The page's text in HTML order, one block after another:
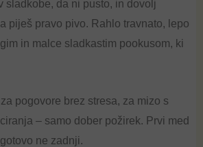
sladkobe, da ni pusto, in dovolj
piješ pravo pivo. Rahlo travnato, lepo
in malce sladkastim pookusom, ki
pogovore brez stresa, za mizo s
– samo dober požirek. Prvi med
ne zadnji.